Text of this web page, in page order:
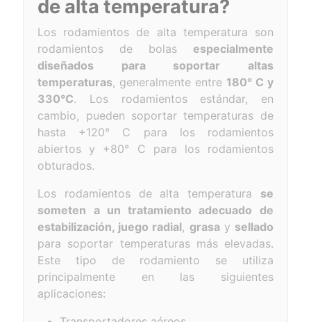
de alta temperatura?
Los rodamientos de alta temperatura son
rodamientos de bolas especialmente
diseñados para soportar altas
temperaturas, generalmente entre 180° C y
330°C. Los rodamientos estándar, en
cambio, pueden soportar temperaturas de
hasta +120° C para los rodamientos
abiertos y +80° C para los rodamientos
obturados.
Los rodamientos de alta temperatura se
someten a un tratamiento adecuado de
estabilización, juego radial, grasay sellado
para soportar temperaturas más elevadas.
Este tipo de rodamiento se utiliza
principalmente en las siguientes
aplicaciones: